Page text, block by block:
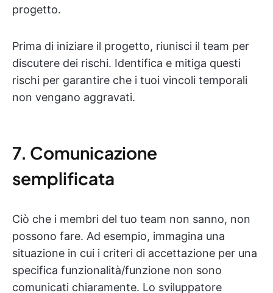
progetto.
Prima di iniziare il progetto, riunisci il team per
discutere dei rischi. Identifica e mitiga questi
rischi per garantire che i tuoi vincoli temporali
non vengano aggravati.
7. Comunicazione
semplificata
Ciò che i membri del tuo team non sanno, non
possono fare. Ad esempio, immagina una
situazione in cui i criteri di accettazione per una
specifica funzionalità/funzione non sono
comunicati chiaramente. Lo sviluppatore